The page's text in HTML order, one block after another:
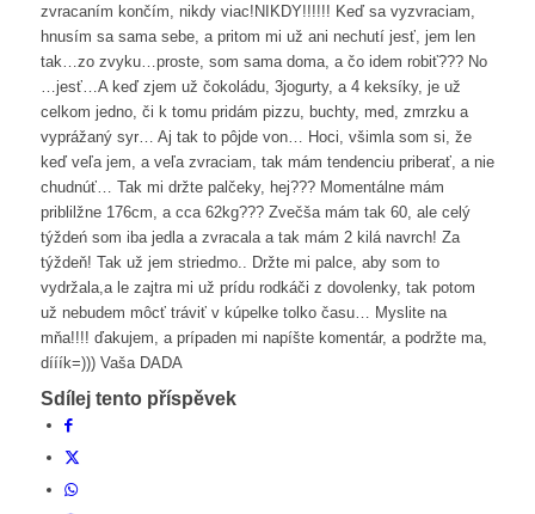
zvracaním končím, nikdy viac!NIKDY!!!!!! Keď sa vyzvraciam,
hnusím sa sama sebe, a pritom mi už ani nechutí jesť, jem len
tak…zo zvyku…proste, som sama doma, a čo idem robiť??? No
…jesť…A keď zjem už čokoládu, 3jogurty, a 4 keksíky, je už
celkom jedno, či k tomu pridám pizzu, buchty, med, zmrzku a
vyprážaný syr… Aj tak to pôjde von… Hoci, všimla som si, že
keď veľa jem, a veľa zvraciam, tak mám tendenciu priberať, a nie
chudnúť… Tak mi držte palčeky, hej??? Momentálne mám
priblilžne 176cm, a cca 62kg??? Zvečša mám tak 60, ale celý
týždeń som iba jedla a zvracala a tak mám 2 kilá navrch! Za
týždeň! Tak už jem striedmo.. Držte mi palce, aby som to
vydržala,a le zajtra mi už prídu rodkáči z dovolenky, tak potom
už nebudem môcť tráviť v kúpelke tolko času… Myslite na
mňa!!!! ďakujem, a prípaden mi napíšte komentár, a podržte ma,
dííík=))) Vaša DADA
Sdílej tento příspěvek